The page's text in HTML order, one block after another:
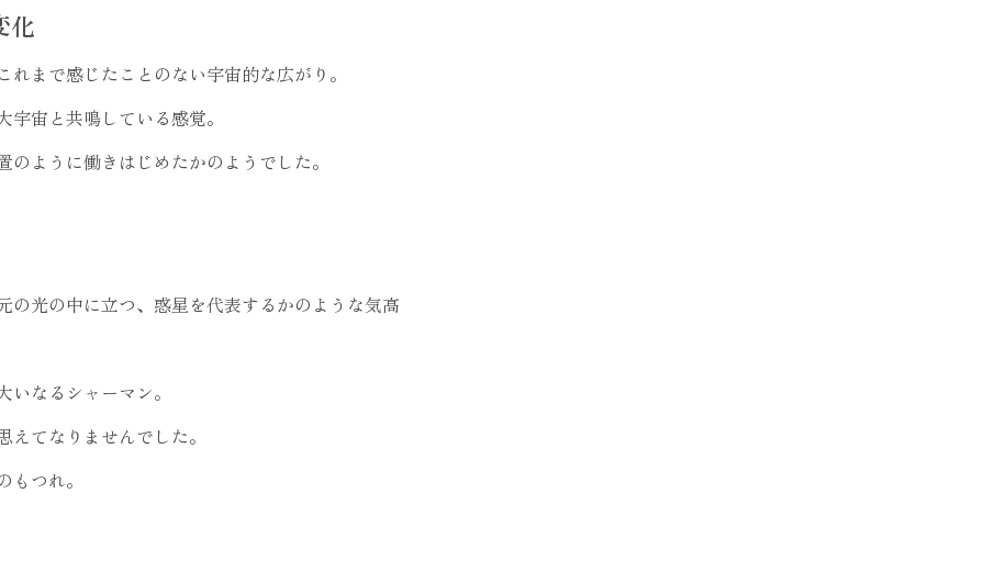
化
まで感じたことのない宇宙的な広がり。
宙と共鳴している感覚。
ように働きはじめたかのようでした。
の光の中に立つ、惑星を代表するかのような気高
なるシャーマン。
てなりませんでした。
つれ。